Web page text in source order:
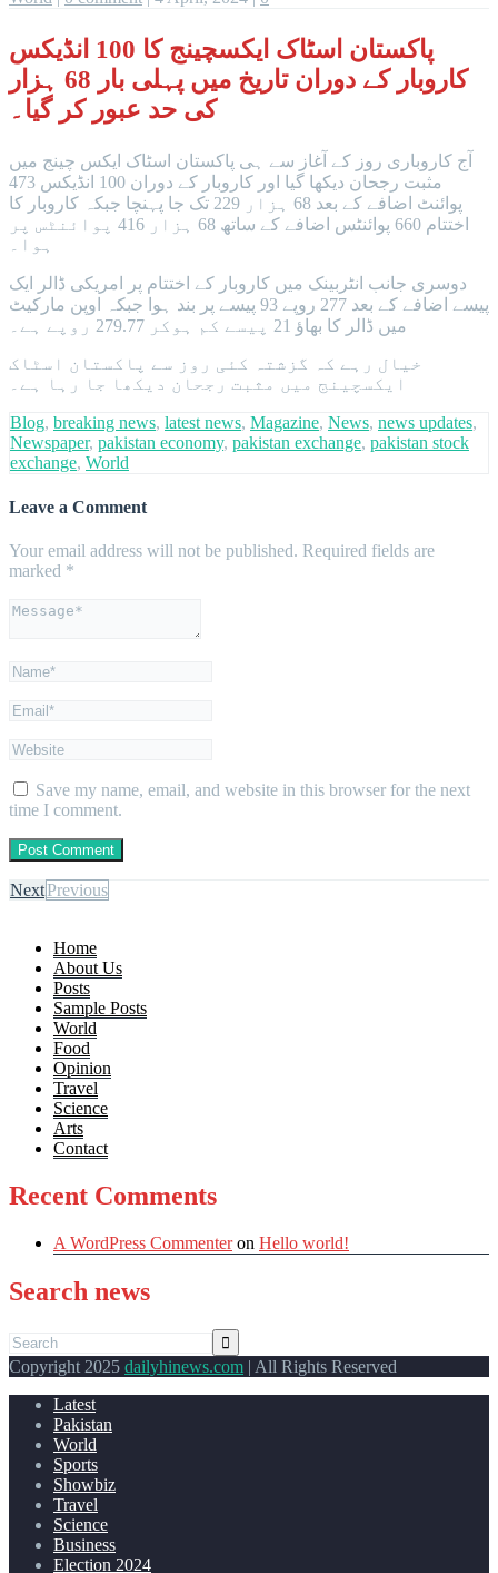
پاکستان اسٹاک ایکسچینج کا 100 انڈیکس
کاروبار کے دوران تاریخ میں پہلی بار 68 ہزار
کی حد عبور کر گیا۔
آج کاروباری روز کے آغاز سے ہی پاکستان اسٹاک ایکس چینج میں
مثبت رجحان دیکھا گیا اور کاروبار کے دوران 100 انڈیکس 473
پوائنٹ اضافے کے بعد 68 ہزار 229 تک جا پہنچا جبکہ کاروبار کا
اختتام 660 پوائنٹس اضافے کے ساتھ 68 ہزار 416 پوائنٹس پر
ہوا۔
دوسری جانب انٹربینک میں کاروبار کے اختتام پر امریکی ڈالر ایک
پیسے اضافے کے بعد 277 روپے 93 پیسے پر بند ہوا جبکہ اوپن مارکیٹ
میں ڈالر کا بھاؤ 21 پیسے کم ہوکر 279.77 روپے ہے۔
خیال رہے کہ گزشتہ کئی روز سے پاکستان اسٹاک
ایکسچینج میں مثبت رجحان دیکھا جا رہا ہے۔
Blog, breaking news, latest news, Magazine, News, news updates,
Newspaper, pakistan economy, pakistan exchange, pakistan stock
exchange, World
Leave a Comment
Your email address will not be published. Required fields are
marked *
Save my name, email, and website in this browser for the next
time I comment.
NextPrevious
Home
About Us
Posts
Sample Posts
World
Food
Opinion
Travel
Science
Arts
Contact
Recent Comments
A WordPress Commenteron Hello world!
Search news
Copyright 2025 dailyhinews.com | All Rights Reserved
Latest
Pakistan
World
Sports
Showbiz
Travel
Science
Business
Election 2024